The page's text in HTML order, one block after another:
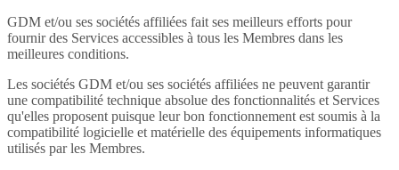
GDM et/ou ses sociétés affiliées fait ses meilleurs efforts pour
fournir des Services accessibles à tous les Membres dans les
meilleures conditions.
Les sociétés GDM et/ou ses sociétés affiliées ne peuvent garantir
une compatibilité technique absolue des fonctionnalités et Services
qu'elles proposent puisque leur bon fonctionnement est soumis à la
compatibilité logicielle et matérielle des équipements informatiques
utilisés par les Membres.